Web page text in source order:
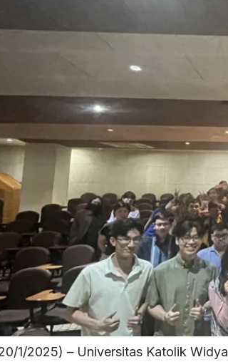
1/2025) – Universitas Katolik